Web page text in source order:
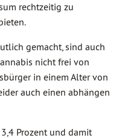
rechtzeitig zu
gemacht, sind auch
nicht frei von
in einem Alter von
auch einen abhängen
Prozent und damit